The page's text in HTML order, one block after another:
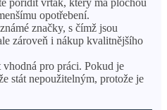
pořídit vrták, který má plochou
opotřebení.
značky, s čímž jsou
zároveň i nákup kvalitnějšího
pro práci. Pokud je
stát nepoužitelným, protože je